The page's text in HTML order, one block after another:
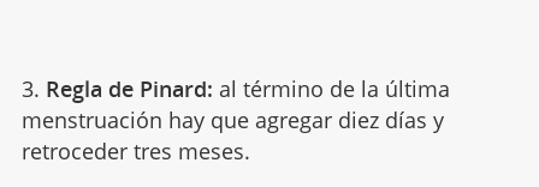
3. Regla de Pinard: al término de la última
menstruación hay que agregar diez días y
retroceder tres meses.